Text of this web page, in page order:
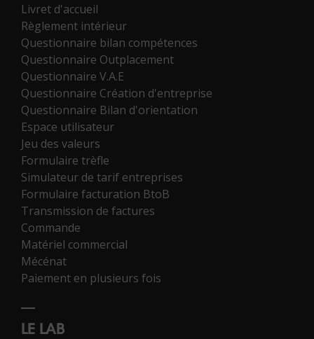
Livret d'accueil
Règlement intérieur
Questionnaire bilan compétences
Questionnaire Outplacement
Questionnaire V.A.E
Questionnaire Création d'entreprise
Questionnaire Bilan d'orientation
Espace utilisateur
Jeu des valeurs
Formulaire trèfle
Simulateur de tarif entreprises
Formulaire facturation BtoB
Transmission de factures
Commande
Matériel commercial
Mécénat
Paiement en plusieurs fois
LE LAB